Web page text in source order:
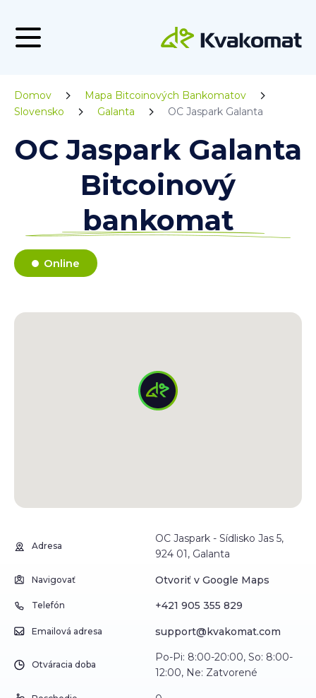
Domov
Mapa Bitcoinových Bankomatov
Slovensko
Galanta OC Jaspark Galanta
OC Jaspark Galanta
Bitcoinový
bankomat
Online
Adresa
OC Jaspark - Sídlisko Jas 5,
924 01, Galanta
Navigovať Otvoriť v Google Maps
Telefón +421 905 355 829
Emailová adresa support@kvakomat.com
Otváracia doba
Po-Pi: 8:00-20:00, So: 8:00-
12:00, Ne: Zatvorené